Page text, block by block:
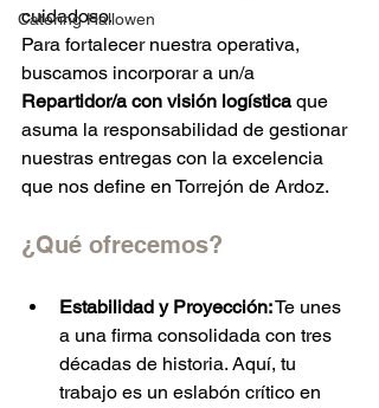
Catering Hallowen
cuidadoso.
Para fortalecer nuestra operativa,
buscamos incorporar a un/a
Repartidor/a con visión logística que
asuma la responsabilidad de gestionar
nuestras entregas con la excelencia
que nos define en Torrejón de Ardoz.
¿Qué ofrecemos?
Estabilidad y Proyección: Te unes
a una firma consolidada con tres
décadas de historia. Aquí, tu
trabajo es un eslabón crítico en